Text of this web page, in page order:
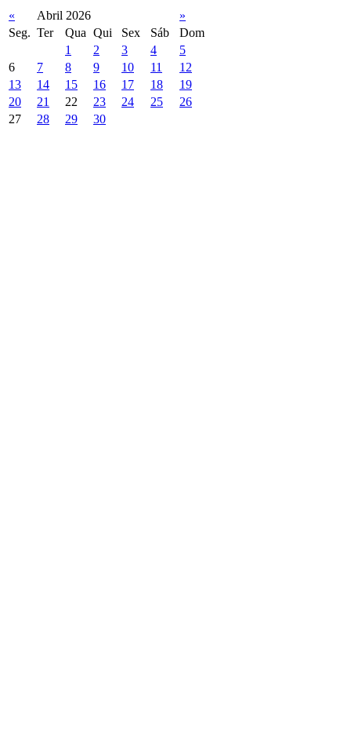
« Abril 2026
»
Seg. Ter Qua Qui Sex Sáb
Dom
1
2 3 4
5
6
7 8 9 10 11
12
13
14 15 16 17 18
19
20
21 22 23 24 25
26
27
28 29 30